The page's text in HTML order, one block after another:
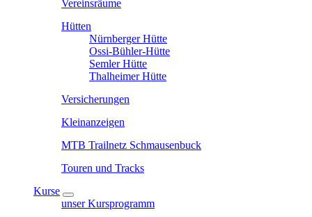
Vereinsräume
Hütten
Nürnberger Hütte
Ossi-Bühler-Hütte
Semler Hütte
Thalheimer Hütte
Versicherungen
Kleinanzeigen
MTB Trailnetz Schmausenbuck
Touren und Tracks
Kurse
unser Kursprogramm